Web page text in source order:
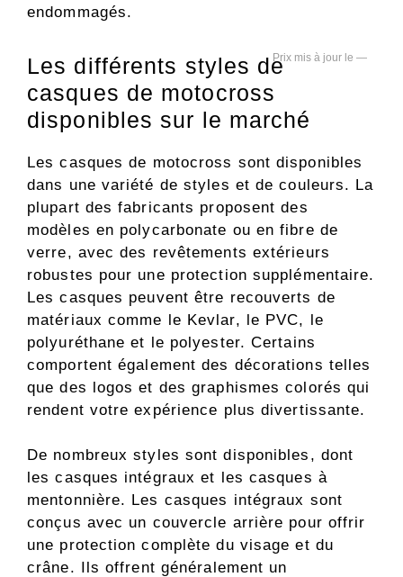
endommagés.
—
Les différents styles de
casques de motocross
disponibles sur le marché
Les casques de motocross sont disponibles
dans une variété de styles et de couleurs. La
plupart des fabricants proposent des
modèles en polycarbonate ou en fibre de
verre, avec des revêtements extérieurs
robustes pour une protection supplémentaire.
Les casques peuvent être recouverts de
matériaux comme le Kevlar, le PVC, le
polyuréthane et le polyester. Certains
comportent également des décorations telles
que des logos et des graphismes colorés qui
rendent votre expérience plus divertissante.
De nombreux styles sont disponibles, dont
les casques intégraux et les casques à
mentonnière. Les casques intégraux sont
conçus avec un couvercle arrière pour offrir
une protection complète du visage et du
crâne. Ils offrent généralement un